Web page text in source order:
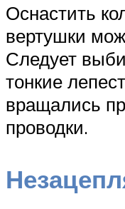
Оснастить
вертушки
Следует
тонкие
вращались
проводки.